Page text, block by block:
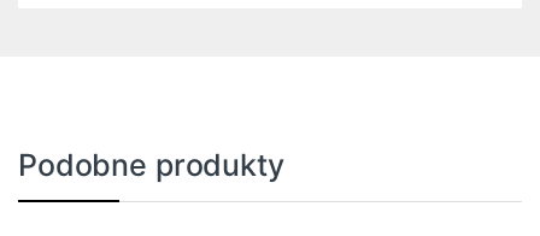
Podobne produkty